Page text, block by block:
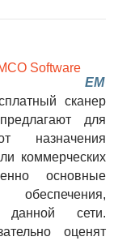
EM
сканер
для
назначения
коммерческих
основные
данной сети.
оценят